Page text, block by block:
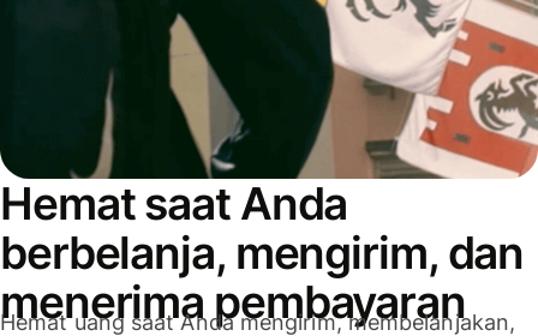
Hemat saat Anda
berbelanja, mengirim, dan
menerima pembayaran
Hemat uang saat Anda mengirim, membelanjakan,